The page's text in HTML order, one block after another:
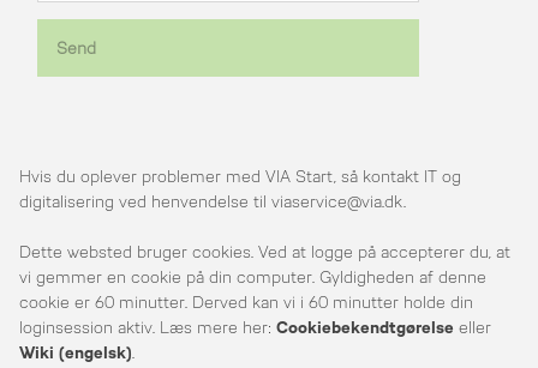
Send
Hvis du oplever problemer med VIA Start, så kontakt IT og
digitalisering ved henvendelse til viaservice@via.dk.
Dette websted bruger cookies. Ved at logge på accepterer du, at
vi gemmer en cookie på din computer. Gyldigheden af denne
cookie er 60 minutter. Derved kan vi i 60 minutter holde din
loginsession aktiv. Læs mere her: Cookiebekendtgørelse eller
Wiki (engelsk)